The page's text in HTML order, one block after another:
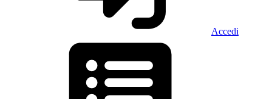
Accedi